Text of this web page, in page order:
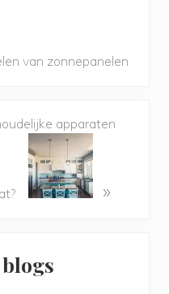
van zonnepanelen
apparaten
»